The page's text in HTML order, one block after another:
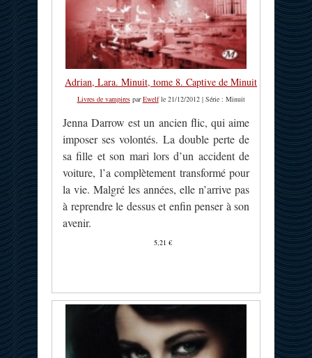
Adrian, Lara. Minuit, tome 8. Captive de Minuit
Livres de vampiresparEwelfle 21/12/2012 | Série : Minuit
Jenna Darrow est un ancien flic, qui aime
imposer ses volontés. La double perte de
sa fille et son mari lors d’un accident de
voiture, l’a complètement transformé pour
la vie. Malgré les années, elle n’arrive pas
à reprendre le dessus et enfin penser à son
avenir.
5,21 €